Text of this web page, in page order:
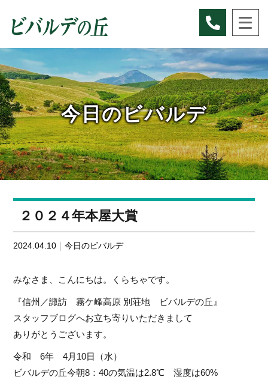
今日のビバルデ
２０２４年本屋大賞
2024.04.10 今日のビバルデ
みなさま、こんにちは。くらちゃです。
『信州／諏訪 霧ケ峰高原 別荘地 ビバルデの丘』
スタッフブログへお立ち寄りいただきまして
ありがとうございます。
令和 6年 4月10日（水）
ビバルデの丘今朝8：40の気温は2.8℃ 湿度は60%